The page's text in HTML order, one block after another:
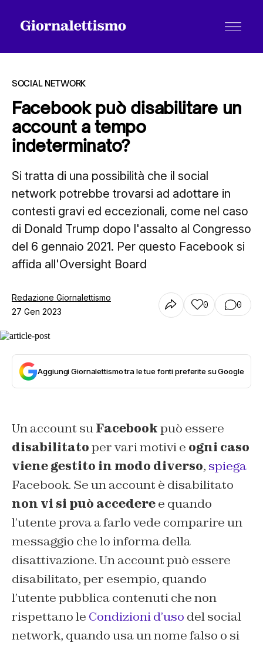
Tutti gli articoli
Chi siamo
Contatti
SOCIAL NETWORK
Facebook può disabilitare un
account a tempo
indeterminato?
Si tratta di una possibilità che il social
network potrebbe trovarsi ad adottare in
contesti gravi ed eccezionali, come nel caso
di Donald Trump dopo l'assalto al Congresso
del 6 gennaio 2021. Per questo Facebook si
affida all'Oversight Board
Redazione Giornalettismo
27 Gen 2023
0 0
Aggiungi Giornalettismo tra le tue fonti preferite su Google
Un account suFacebookpuò essere
disabilitatoper vari motivi e ogni caso
viene gestito in modo diverso, spiega
Facebook. Se un account è disabilitato
non vi si può accederee quando
l’utente prova a farlo vede comparireun
messaggio che lo informa della
disattivazione. Un account può essere
disabilitato, per esempio, quando
l’utente pubblica contenuti che non
rispettano le Condizioni d’uso del social
network, quando usa un nome falso o si